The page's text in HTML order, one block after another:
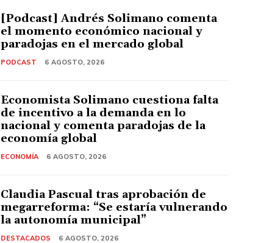
[Podcast] Andrés Solimano comenta
el momento económico nacional y
paradojas en el mercado global
PODCAST 6 AGOSTO, 2026
Economista Solimano cuestiona falta
de incentivo a la demanda en lo
nacional y comenta paradojas de la
economía global
ECONOMÍA 6 AGOSTO, 2026
Claudia Pascual tras aprobación de
megarreforma: “Se estaría vulnerando
la autonomía municipal”
DESTACADOS 6 AGOSTO, 2026